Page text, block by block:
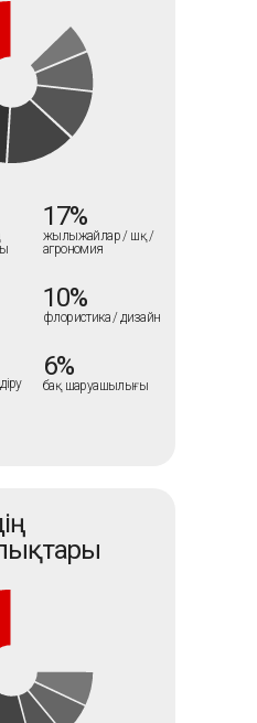
17%
жылыжайлар / шқ /
агрономия
6%
бақ шаруашылығы
10%
флористика / дизайн